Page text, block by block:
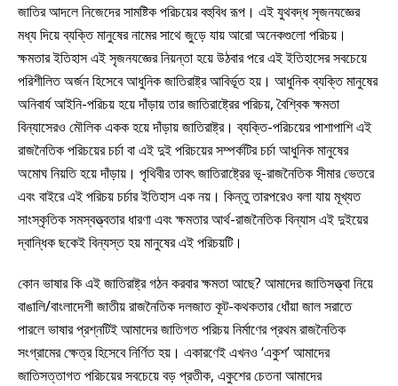
জাতির আদলে নিজেদের সামষ্টিক পরিচয়ের বহুবিধ রূপ। এই যুথবদ্ধ সৃজনযজ্ঞের
মধ্য দিয়ে ব্যক্তি মানুষের নামের সাথে জুড়ে যায় আরো অনেকগুলো পরিচয়।
ক্ষমতার ইতিহাস এই সৃজনযজ্ঞের নিয়ন্তা হয়ে উঠবার পরে এই ইতিহাসের সবচেয়ে
পরিশীলিত অর্জন হিসেবে আধুনিক জাতিরাষ্ট্র আবির্ভূত হয়। আধুনিক ব্যক্তি মানুষের
অনিবার্য আইনি-পরিচয় হয়ে দাঁড়ায় তার জাতিরাষ্ট্রের পরিচয়, বৈশ্বিক ক্ষমতা
বিন্যাসেরও মৌলিক একক হয়ে দাঁড়ায় জাতিরাষ্ট্র। ব্যক্তি-পরিচয়ের পাশাপাশি এই
রাজনৈতিক পরিচয়ের চর্চা বা এই দুই পরিচয়ের সম্পর্কটির চর্চা আধুনিক মানুষের
অমোঘ নিয়তি হয়ে দাঁড়ায়। পৃথিবীর তাবৎ জাতিরাষ্ট্রের ভূ-রাজনৈতিক সীমার ভেতরে
এবং বাইরে এই পরিচয় চর্চার ইতিহাস এক নয়। কিন্তু তারপরেও বলা যায় মূখ্যত
সাংস্কৃতিক সমস্বত্ত্বতার ধারণা এবং ক্ষমতার আর্থ-রাজনৈতিক বিন্যাস এই দুইয়ের
দ্বান্ধিক ছকেই বিন্যস্ত হয় মানুষের এই পরিচয়টি।
কোন ভাষার কি এই জাতিরাষ্ট্র গঠন করবার ক্ষমতা আছে? আমাদের জাতিসত্ত্বা নিয়ে
বাঙালি/বাংলাদেশী জাতীয় রাজনৈতিক দলজাত কূট-কথকতার ধোঁয়া জাল সরাতে
পারলে ভাষার প্রশ্নটিই আমাদের জাতিগত পরিচয় নির্মাণের প্রথম রাজনৈতিক
সংগ্রামের ক্ষেত্র হিসেবে নির্ণিত হয়। একারণেই এখনও ‘একুশ’ আমাদের
জাতিসত্তাগত পরিচয়ের সবচেয়ে বড় প্রতীক, একুশের চেতনা আমাদের